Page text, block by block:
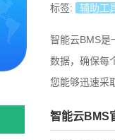
标签: 辅助工
智能云BMS是
数据，确保每
您能够迅速采
智能云BMS